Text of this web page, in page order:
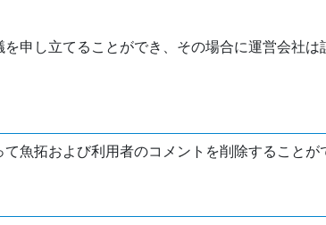
申し立てることができ、その場合に運営会社は
魚拓および利用者のコメントを削除することが